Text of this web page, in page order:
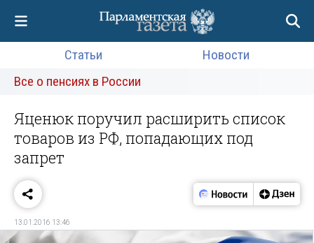
Статьи
Новости
Все о пенсиях в России
Яценюк поручил расширить список
товаров из РФ, попадающих под
запрет
13.01.2016 13:46